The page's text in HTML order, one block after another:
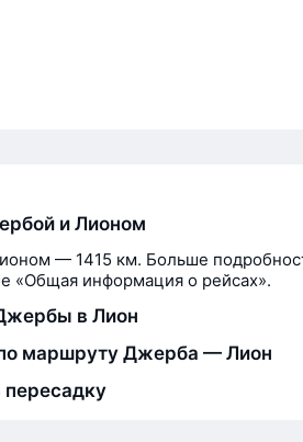
и Лионом
— 1415 км. Больше
«Общая информация о рейсах».
в Лион
маршруту Джерба — Лион
пересадку